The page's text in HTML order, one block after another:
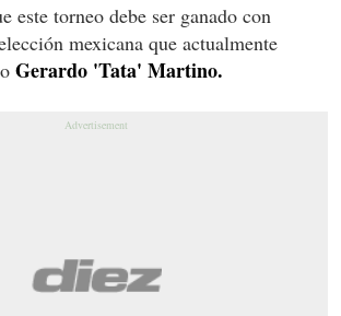
este torneo debe ser ganado con
mexicana que actualmente
Gerardo 'Tata' Martino.